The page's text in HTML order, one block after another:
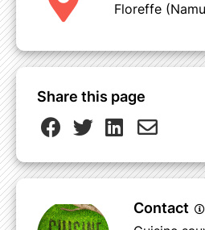
Floreffe
Share this page
Contact